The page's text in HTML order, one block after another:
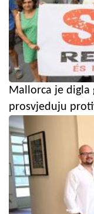
Mallorca je digla
prosvjeduju